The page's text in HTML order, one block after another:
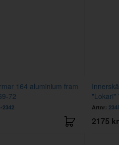
164 aluminium fram
72
2342
"Lokari"
Artnr:
2175 kr